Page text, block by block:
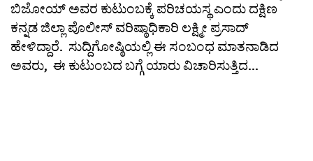
ಬಿಜೋಯ್ ಅವರ ಕುಟುಂಬಕ್ಕೆ ಪರಿಚಯಸ್ಥ ಎಂದು ದಕ್ಷಿಣ
ಕನ್ನಡ ಜಿಲ್ಲಾ ಪೊಲೀಸ್ ವರಿಷ್ಠಾಧಿಕಾರಿ ಲಕ್ಷ್ಮೀ ಪ್ರಸಾದ್
ಹೇಳಿದ್ದಾರೆ. ಸುದ್ದಿಗೋಷ್ಠಿಯಲ್ಲಿ ಈ ಸಂಬಂಧ ಮಾತನಾಡಿದ
ಅವರು, ಈ ಕುಟುಂಬದ ಬಗ್ಗೆ ಯಾರು ವಿಚಾರಿಸುತ್ತಿದ...